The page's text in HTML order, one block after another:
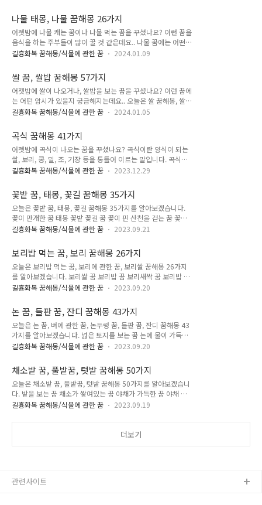
꿈해몽 노랗게 잘 익은 살구가 나오는 꿈을 꾸셨나요? 이 꿈은..
무 꿈해몽, 집안에 나무 꿈해몽, 울창한 나무 꿈해몽, 나무뿌리
꿈해몽, 꽃나무 꿈해몽 등 112가지를 알아보겠습니다. 나무 꿈
태몽 큰 나무 태몽 잘린 나무 꿈 오래된 나무 꿈 예쁜 나무 꿈 썩
은 나무 꿈 초록 나무 꿈 집안에 나무 꿈 큰 나무를 보는 꿈 푸른
나무 꿈 고목나무 꿈 죽은 나무 꿈 나무 토막 꿈 울창한 나무 꿈
꿈해몽 나무 꿈해몽 112가지 1. 소나무에 꽃이 피는 꿈, 태몽
이..
나물 태몽, 나물 꿈해몽 26가지
어젯밤에 나물 캐는 꿈이나 나물 먹는 꿈을 꾸셨나요? 이런 꿈을
음식을 하는 주부들이 많이 꿀 것 같은데요.. 나물 꿈에는 어떤
암시가 있을까요? 오늘은 나물반찬 꿈해몽, 나물 캐는 꿈해몽,
몽, 냉이 꿈해몽, 콩나물 꿈해몽, 도라지 꿈해몽 등 26가지를 알
아보겠습니다. 나물반찬 꿈해몽 나물캐는 꿈해몽 나물 태몽 나물
먹는 꿈해몽 시래기 꿈해몽 숙주 꿈해몽 고사리나물 꿈해몽 나물
삶는 꿈해몽 냉이 캐는 꿈해몽 나물 뜯는 꿈해몽 나물 사는 꿈해
몽 콩나물 꿈해몽 도라지 꿈해몽 나물 태몽, 나물 꿈해몽 26가지
롭게 되거나, 물질적으로 풍족하게 될 꿈입니다. 2. 나물반찬이
푸짐하게 ..
길흉화복 꿈해몽/식물에 관한 꿈 2024.01.09
쌀 꿈, 쌀밥 꿈해몽 57가지
어젯밤에 쌀이 나오거나, 쌀밥을 보는 꿈을 꾸셨나요? 이런 꿈에
는 어떤 암시가 있을지 궁금해지는데요.. 오늘은 쌀 꿈해몽, 쌀
만지는 꿈해몽, 쌀 꿈 로또, 쌀밥 보는 꿈해몽, 하얀 쌀 꿈해몽, 쌀
쌀을 만지는 꿈해몽 씻은 쌀 꿈해몽 쌀 사는 꿈해몽 쌀 받는 꿈해
몽 쌀포대 꿈해몽 쌀 보는 꿈해몽 쌀밥 보는 꿈해몽 흰쌀밥 먹는
꿈해몽 밥그릇에 밥이 가득한 꿈 하얀 쌀 꿈해몽 쌀 밥 푸는 꿈해
몽 솥에 밥하는 꿈해몽 압력밥솥 꿈해몽 밥솥에 밥이 없는 꿈 밥
짓는 꿈 밥상에 관한 꿈해몽 밥상 받는 꿈해몽 밥을 그릇에 담는
꿈해몽 이 꿈은 뜻밖의 횡재를 하게 되거나, 경제적으로..
길흉화복 꿈해몽/식물에 관한 꿈 2024.01.05
곡식 꿈해몽 41가지
어젯밤에 곡식이 나오는 꿈을 꾸셨나요? 곡식이란 양식이 되는
쌀, 보리, 콩, 밀, 조, 기장 등을 통틀어 이르는 말입니다. 곡식이
나오는 꿈은 어떤 것을 암시할까요? 오늘은 곡식을 보는 꿈해몽,
항아리에 곡식이 가득한 꿈해몽 등, 41가지를 알아보겠습니다.
곡식을 보는 꿈 곡식을 만지는 꿈 씻은 쌀 꿈해몽 곡식 포대 받는
꿈 쌀 가마니 꿈 곡식 받는 꿈 항아리에 곡식이 가득한 꿈 쌀 먹
는 꿈 쌀파는 꿈 쌀 떨어지는 꿈 곡물 꿈, 곡식 꿈해몽 41가지 1.
잘 익은 곡식을 보는 꿈해몽 이 꿈은 신분이 상승하게 되거나, 금
을 인정받게 되거나, 이권을 얻게 될 꿈입니다. 2. 곡..
길흉화복 꿈해몽/식물에 관한 꿈 2023.12.29
꽃밭 꿈, 태몽, 꽃길 꿈해몽 35가지
오늘은 꽃밭 꿈, 태몽, 꽃길 꿈해몽 35가지를 알아보겠습니다.
꽃이 만개한 꿈 태몽 꽃밭 꽃길 꿈 꽃이 핀 산천을 걷는 꿈 꽃꿈
하얀 꽃꿈 꽃밭 꿈, 태몽, 꽃길 꿈해몽 35가지 1. 집 마당 꽃밭꿈,
는 꿈을 꾸셨나요? 이 꿈은 쓸데없는 지출을 하게 될 상황을 암
시합니다. 2. 마당 꽃밭에서 나비가 날고 있는 꿈 이 꿈은 불행한
일을 예고하고 있습니다. 가족이나 자신의 건강에 이상이 생길
징조가 있겠습니다. 3. 잡초밭, 풀밭 꿈, 꽃꿈해몽 쓸모없는 풀밭
이나 잡초밭에서 꽃이 피는 꿈을 꾸셨나요? 고난과 역경 속에서
핀 꿈 집 앞 꽃밭에서 국화꽃이 활짝 피어있는 꿈을 꾸셨나요?..
길흉화복 꿈해몽/식물에 관한 꿈 2023.09.21
보리밥 먹는 꿈, 보리 꿈해몽 26가지
오늘은 보리밥 먹는 꿈, 보리에 관한 꿈, 보리쌀 꿈해몽 26가지
를 알아보겠습니다. 보리쌀 꿈 보리밥 꿈 보리새싹 꿈 보리밥 먹
는 꿈 보리에 관한 꿈 보리밥 먹는 꿈, 보리 꿈해몽 26가지 1. 보
은 꿈을 꾸셨나요? 이 꿈은 건강이나 컨디션이 좋아질 암시입니
다. 혹은, 모든 일에서 의욕이 넘치게 될 꿈입니다. 2. 마른 보리
쌀 꿈해몽 보리가 말랐거나, 보리쌀의 상태가 좋지 않은 꿈을 꾸
셨나요? 이 꿈은 건강에 이상이 생길 징조입니다. 3. 보리밭에 보
리를 심는 꿈해몽 이 꿈은 어떤 일이나 어떤 곳에 투자하게 될 상
리새싹이 나오는 꿈을 꾸셨나요? 이 꿈은 새로운 변화나, 새로운
시작..
길흉화복 꿈해몽/식물에 관한 꿈 2023.09.20
논 꿈, 들판 꿈, 잔디 꿈해몽 43가지
오늘은 논 꿈, 벼에 관한 꿈, 논두렁 꿈, 들판 꿈, 잔디 꿈해몽 43
가지를 알아보겠습니다. 넓은 토지를 보는 꿈 논에 물이 가득한
꿈 벼에 관한 꿈 논에 물대는 꿈 논두렁 걷는 꿈 잔디 꿈해몽 들
보는 꿈해몽 넓은 들판이나 토지를 보는 꿈을 꾸셨나요? 이 꿈은
자녀의 신변에 좋은 일이 생길 징조입니다. 2. 넓은 토지나 들판
에 혼자 서 있는 꿈 이 꿈은 누군가의 초대로 해외나 먼 곳으로
가게 될 일이 생기겠습니다. 3. 넓은 들판 꿈, 넓은 토지 꿈해몽
넓은 토지를 보는 꿈이나 넓은 들판이 펼쳐져 있는 꿈을 꾸셨나
길흉화복 꿈해몽/식물에 관한 꿈 2023.09.20
채소밭 꿈, 풀밭꿈, 텃밭 꿈해몽 50가지
오늘은 채소밭 꿈, 풀밭꿈, 텃밭 꿈해몽 50가지를 알아보겠습니
다. 밭을 보는 꿈 채소가 쌓여있는 꿈 야채가 가득한 꿈 야채 꿈
뿌리채소꿈 부추 꿈해몽 텃밭 꿈해몽 풀밭 꿈해몽 채소밭 꿈, 풀
게 될 꿈입니다. 2. 채소밭에서 땅을 갈고 씨를 뿌리는 꿈 땅을 일
될 길몽입니다. 혹은, 집안에 기쁜 일이 생길 암시가 있습니다.
길흉화복 꿈해몽/식물에 관한 꿈 2023.09.19
더보기
관련사이트